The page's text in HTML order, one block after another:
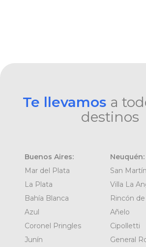
Te llevamos a
destinos
Buenos Aires:
Mar del Plata
La Plata
Bahía Blanca
Azul
Coronel Pringles
Junín
Neuquén:
San Martín
Villa La
Rincón
Añelo
Cipolletti
General